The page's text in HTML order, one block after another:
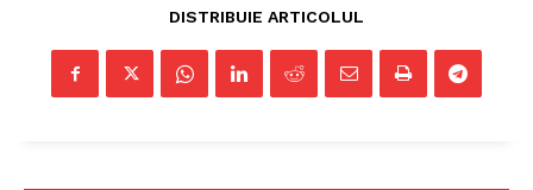
DISTRIBUIE ARTICOLUL